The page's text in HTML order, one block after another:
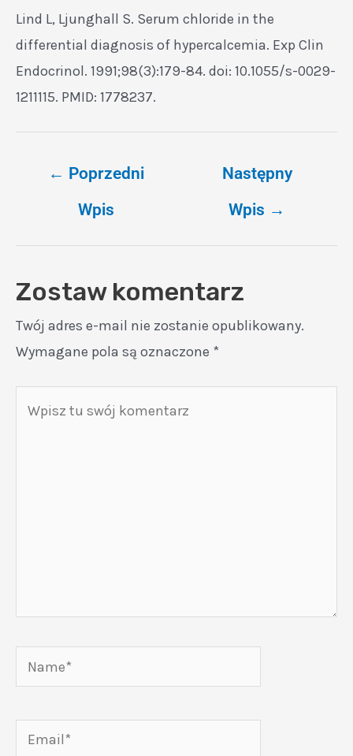
Lind L, Ljunghall S. Serum chloride in the
differential diagnosis of hypercalcemia. Exp Clin
Endocrinol. 1991;98(3):179-84. doi: 10.1055/s-0029-
1211115. PMID: 1778237.
← Poprzedni
Wpis
Następny
Wpis →
Zostaw komentarz
Twój adres e-mail nie zostanie opublikowany.
Wymagane pola są oznaczone *
Name*
Email*